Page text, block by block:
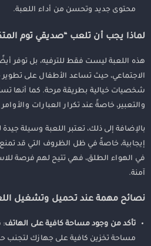
محتوى جديد وتحسن من أداء اللعبة.
لماذا يجب أن تلعب “صديقي توم المتكلم
هذه اللعبة ليست فقط للترفيه، بل توفر
الاجتماعي، حيث تساعد الأطفال على
شخصيات خيالية بطريقة مرحة. كما أنها
والتعبير، خاصةً عند تكرار العبارات
بالإضافة إلى ذلك، تعتبر اللعبة وسيلة
إيجابية، خاصةً في ظل الظروف التي قد
في الهواء الطلق، فهي تتيح لهم فرصة
آمنة.
نصائح مهمة عند تحميل وتشغيل
تأكد من وجود مساحة كافية على الهاتف:
مساحة تخزين كافية على جهازك لتجنب